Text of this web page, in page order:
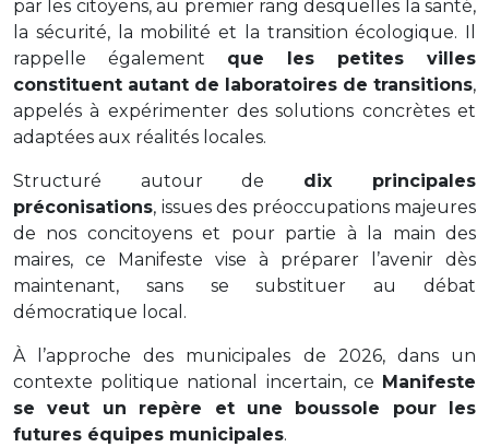
par les citoyens, au premier rang desquelles la santé,
la sécurité, la mobilité et la transition écologique. Il
rappelle également que les petites villes
constituent autant de laboratoires de transitions,
appelés à expérimenter des solutions concrètes et
adaptées aux réalités locales.
Structuré autour de dix principales
préconisations, issues des préoccupations majeures
de nos concitoyens et pour partie à la main des
maires, ce Manifeste vise à préparer l’avenir dès
maintenant, sans se substituer au débat
démocratique local.
À l’approche des municipales de 2026, dans un
contexte politique national incertain, ce Manifeste
se veut un repère et une boussole pour les
futures équipes municipales.